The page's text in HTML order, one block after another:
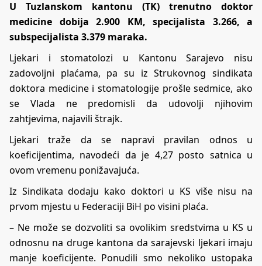
U Tuzlanskom kantonu (TK) trenutno doktor
medicine dobija 2.900 KM, specijalista 3.266, a
subspecijalista 3.379 maraka.
Ljekari i stomatolozi u Kantonu Sarajevo nisu
zadovoljni plaćama, pa su iz Strukovnog sindikata
doktora medicine i stomatologije prošle sedmice, ako
se Vlada ne predomisli da udovolji njihovim
zahtjevima, najavili štrajk.
Ljekari traže da se napravi pravilan odnos u
koeficijentima, navodeći da je 4,27 posto satnica u
ovom vremenu ponižavajuća.
Iz Sindikata dodaju kako doktori u KS više nisu na
prvom mjestu u Federaciji BiH po visini plaća.
– Ne može se dozvoliti sa ovolikim sredstvima u KS u
odnosnu na druge kantona da sarajevski ljekari imaju
manje koeficijente. Ponudili smo nekoliko ustopaka